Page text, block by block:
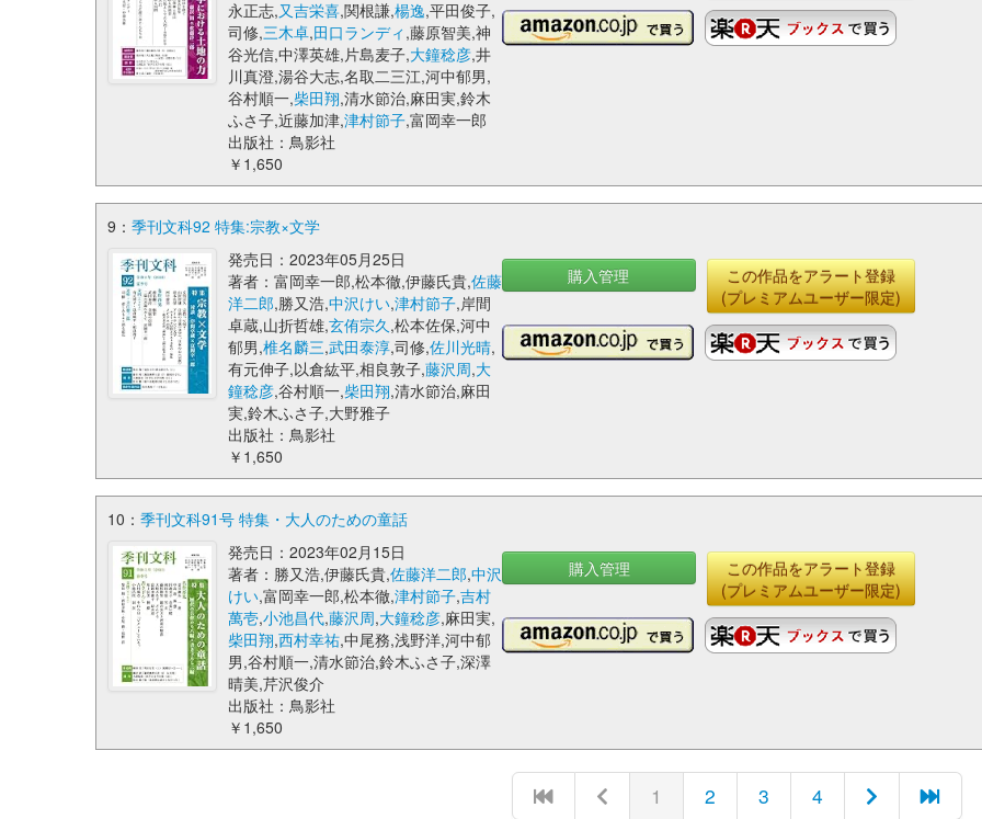
永正志,又吉栄喜,関根謙,楊逸,平田俊子,
司修,三木卓,田口ランディ ,藤原智美,神
谷光信,中澤英雄,片島麦子,大鐘稔彦,井
川真澄,湯谷大志,名取二三江,河中郁男,
谷村順一,柴田翔,清水節治,麻田実,鈴木
ふさ子,近藤加津,津村節子,富岡幸一郎
出版社：鳥影社
￥1,650
9： 季刊文科92 特集:宗教×文学
発売日：2023年05月25日
著者：富岡幸一郎,松本徹,伊藤氏貴,佐藤
洋二郎,勝又浩,中沢けい,津村節子,岸間
卓蔵,山折哲雄,玄侑宗久,松本佐保,河中
郁男,椎名麟三,武田泰淳,司修,佐川光晴,
有元伸子,以倉紘平,相良敦子,藤沢周,大
鐘稔彦,谷村順一,柴田翔,清水節治,麻田
実,鈴木ふさ子,大野雅子
出版社：鳥影社
￥1,650
購入管理
この作品をアラート登録
(プレミアムユーザー限定)
10： 季刊文科91号 特集・大人のための童話
発売日：2023年02月15日
著者：勝又浩,伊藤氏貴,佐藤洋二郎,中沢
けい,富岡幸一郎,松本徹,津村節子,吉村
萬壱,小池昌代,藤沢周,大鐘稔彦,麻田実,
柴田翔,西村幸祐,中尾務,浅野洋,河中郁
男,谷村順一,清水節治,鈴木ふさ子,深澤
晴美,芹沢俊介
出版社：鳥影社
￥1,650
購入管理
この作品をアラート登録
(プレミアムユーザー限定)
1 2 3 4